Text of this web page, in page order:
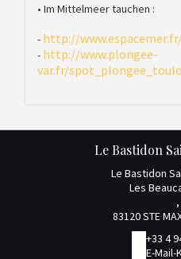
• Im Mittelmeer tauchen :
- http://
- http://www.plongee-
var.fr/
Le Bastidon
Le Bastidon
Les
,
83120 STE
+33 4
E-